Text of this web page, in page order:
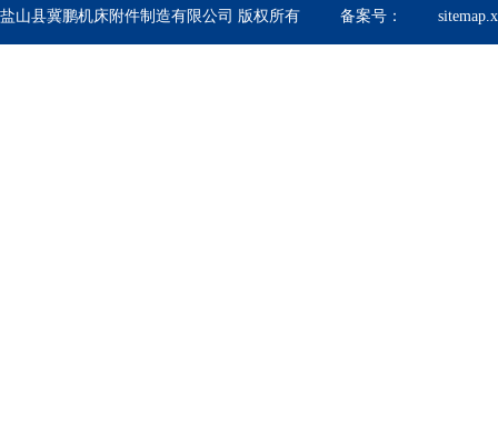
盐山县冀鹏机床附件制造有限公司 版权所有 备案号：